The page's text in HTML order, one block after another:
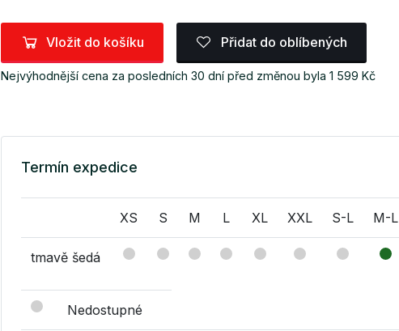
Vložit do košíku Přidat do oblíbených
Nejvýhodnější cena za posledních 30 dní před změnou byla 1 599 Kč
Termín expedice
XS S M L XL XXL S-L M-L
tmavě šedá
Nedostupné